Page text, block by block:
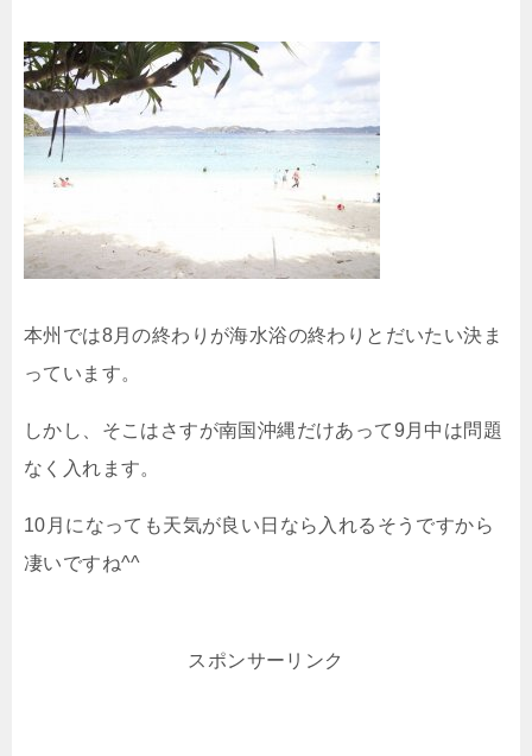
本州では8月の終わりが海水浴の終わりとだいたい決ま
っています。
しかし、そこはさすが南国沖縄だけあって9月中は問題
なく入れます。
10月になっても天気が良い日なら入れるそうですから
凄いですね^^
スポンサーリンク